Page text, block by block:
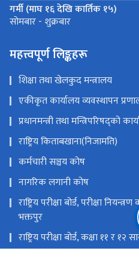
गर्मी (माघ १६ देखि कार्तिक १५)
सोमबार - शुक्रबार
महत्त्वपूर्ण लिङ्कहरू
शिक्षा तथा खेलकुद मन्त्रालय
एकीकृत कार्यालय व्यवस्थापन
प्रधानमन्त्री तथा मन्त्रिपरिषद्को
राष्ट्रिय किताबखाना(निजामति)
कर्मचारी सञ्चय कोष
नागरिक लगानी कोष
राष्ट्रिय परीक्षा बोर्ड, परीक्षा
भक्तपुर
राष्ट्रिय परीक्षा बोर्ड, कक्षा ११ र १२